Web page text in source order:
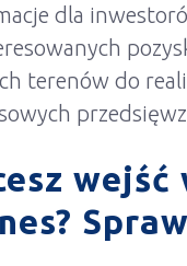
dla
terenów do
wejść